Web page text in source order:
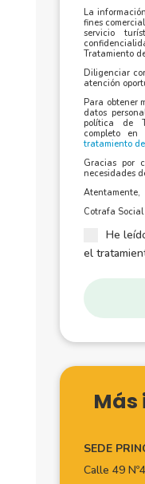
La
fines
servicio
Tratamiento
Diligenciar
atención
Para obtener
datos
política de
completo
tratamiento
Gracias por
necesidades
Atentamente,
Cotrafa Social
He
el
SEDE
Calle 49